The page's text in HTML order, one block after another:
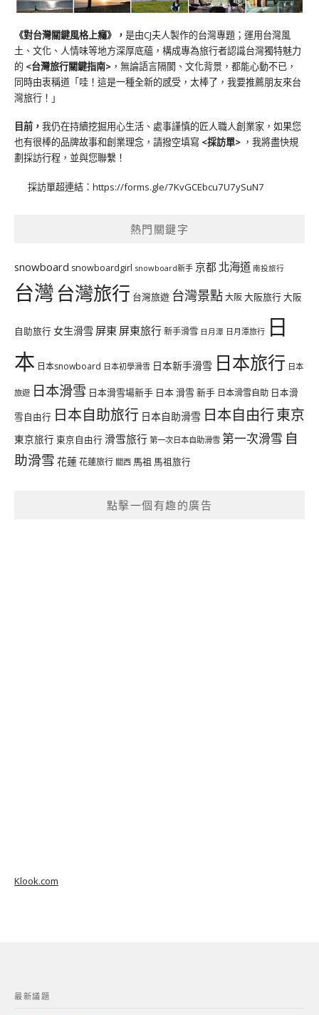
《對台灣關鍵風格上癮》 ， 是由CJ夫人製作的台灣專題；運用台灣風
土、文化、人情味等地方深厚底蘊，構成專為旅行者認識台灣獨特魅力
的 <台灣旅行關鍵指南> ，無論語言隔閡、文化背景，都能心動不已，
同時由衷稱道「哇！這是一種全新的感受，太棒了，我要推薦朋友來台
灣旅行！」
目前， 我仍在持續挖掘用心生活、處事謹慎的匠人職人創業家，如果您
也有很棒的品牌故事和創業理念，請撥空填寫 <採訪單> ，我將盡快規
劃採訪行程，並與您聯繫！
採訪單超連結： https://forms.gle/7KvGCEbcu7U7ySuN7
熱門關鍵字
snowboard snowboardgirl snowboard新手 京都 北海道 南投旅行
台灣台灣旅行 台灣旅遊 台灣景點大阪大阪旅行大阪
自助旅行 女生滑雪 屏東 屏東旅行新手滑雪 日月潭 日月潭旅行 日
本 日本snowboard 日本初學滑雪 日本新手滑雪 日本旅行 日本
旅遊 日本滑雪 日本滑雪場新手 日本 滑雪 新手 日本滑雪自助 日本滑
雪自由行 日本自助旅行 日本自助滑雪 日本自由行東京
東京旅行 東京自由行 滑雪旅行 第一次日本自助滑雪 第一次滑雪 自
助滑雪 花蓮花蓮旅行 關西 馬祖 馬祖旅行
點擊一個有趣的廣告
Klook.com
最新議題